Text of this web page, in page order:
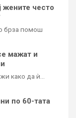
жените често
брза помош
мажат и
како да ѝ…
по 60-тата